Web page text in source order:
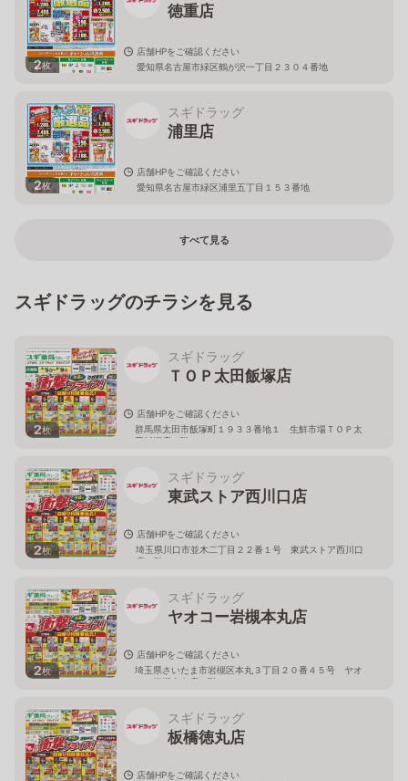
2枚
徳重店
店舗HPをご確認ください
愛知県名古屋市緑区鶴が沢一丁目２３０４番地
2枚
スギドラッグ
浦里店
店舗HPをご確認ください
愛知県名古屋市緑区浦里五丁目１５３番地
すべて見る
スギドラッグのチラシを見る
2枚
スギドラッグ
ＴＯＰ太田飯塚店
店舗HPをご確認ください
群馬県太田市飯塚町１９３３番地１ 生鮮市場ＴＯＰ太
田飯塚店１階
2枚
スギドラッグ
東武ストア西川口店
店舗HPをご確認ください
埼玉県川口市並木二丁目２２番１号 東武ストア西川口
店２階
2枚
スギドラッグ
ヤオコー岩槻本丸店
店舗HPをご確認ください
埼玉県さいたま市岩槻区本丸３丁目２０番４５号 ヤオ
コー岩槻本丸店２階
スギドラッグ
板橋徳丸店
店舗HPをご確認ください